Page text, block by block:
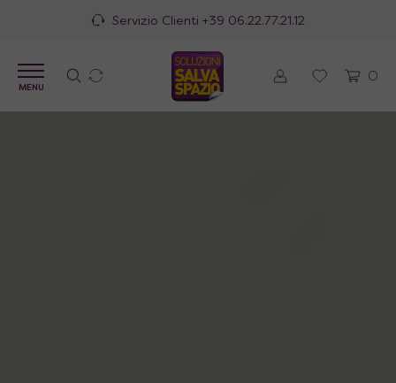
100% Made in Italy
0
MENU